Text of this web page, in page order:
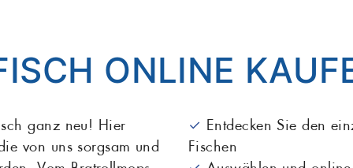
Premium Filets
Edle Meeresfrüchte
Fisch aus Müritz &
Fisch aus Norddeutschland
Flunder Forelle
Heilbutt Hering
Karpfen Lachs
Geschenkartikel,
ONLINE
ganz neu! Hier
von uns sorgsam und
✓ Entdecken Sie den
Fischen